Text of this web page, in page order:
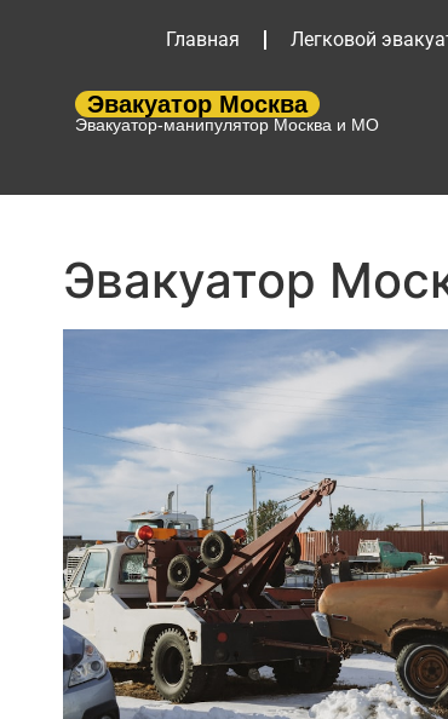
Главная Легковой
Эвакуатор Москва
Эвакуатор-манипулятор Москва и МО
Эвакуатор